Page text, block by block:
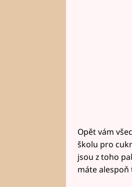
Opět vám
školu pro
jsou z toho
máte